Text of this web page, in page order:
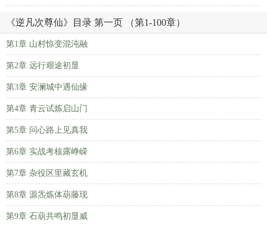
《逆凡次尊仙》目录 第一页 （第1-100章）
第1章 山村惊变混沌融
第2章 远行艰途初显
第3章 安澜城中遇仙缘
第4章 青云试炼启山门
第5章 问心路上见真我
第6章 实战考核露峥嵘
第7章 杂役区里藏玄机
第8章 源炁炼体葫藤现
第9章 石葫共鸣初显威